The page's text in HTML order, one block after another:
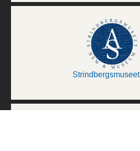
Strindbergsmuseet